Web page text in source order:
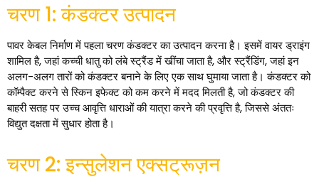
चरण 1: कंडक्टर उत्पादन
पावर केबल निर्माण में पहला चरण कंडक्टर का उत्पादन करना है। इसमें वायर ड्राइंग
शामिल है, जहां कच्ची धातु को लंबे स्ट्रैंड में खींचा जाता है, और स्ट्रैंडिंग, जहां इन
अलग-अलग तारों को कंडक्टर बनाने के लिए एक साथ घुमाया जाता है। कंडक्टर को
कॉम्पैक्ट करने से स्किन इफेक्ट को कम करने में मदद मिलती है, जो कंडक्टर की
बाहरी सतह पर उच्च आवृत्ति धाराओं की यात्रा करने की प्रवृत्ति है, जिससे अंततः
विद्युत दक्षता में सुधार होता है।
चरण 2: इन्सुलेशन एक्सट्रूज़न